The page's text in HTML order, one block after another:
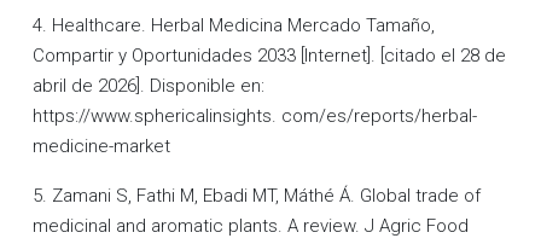
4. Healthcare. Herbal Medicina Mercado Tamaño,
Compartir y Oportunidades 2033 [Internet]. [citado el 28 de
abril de 2026]. Disponible en:
https://www.sphericalinsights. com/es/reports/herbal-
medicine-market
5. Zamani S, Fathi M, Ebadi MT, Máthé Á. Global trade of
medicinal and aromatic plants. A review. J Agric Food